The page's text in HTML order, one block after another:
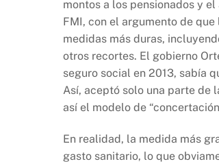
montos a los pensionados y
FMI, con el argumento de que
medidas más duras,
otros recortes. El gobierno
seguro social en 2013, sabía
Así, aceptó solo una parte de
así el modelo de
En realidad, la medida más
gasto sanitario, lo que